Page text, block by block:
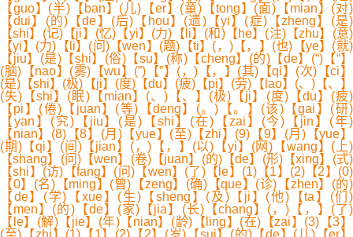
【guo】(半)【ban】(儿)【er】(童)【tong】(面)【mian】(对)
【dui】(的)【de】(后)【hou】(遗)【yi】(症)【zheng】(是)
【shi】(记)【ji】(忆)【yi】(力)【li】(和)【he】(注)【zhu】(意)
【yi】(力)【li】(问)【wen】(题)【ti】(，)【，】(也)【ye】(就)
【jiu】(是)【shi】(俗)【su】(称)【cheng】(的)【de】(“)【“】
(脑)【nao】(雾)【wu】(”)【”】(，)【，】(其)【qi】(次)【ci】
(是)【shi】(极)【ji】(度)【du】(疲)【pi】(劳)【lao】(、)【、】
(失)【shi】(眠)【mian】(、)【、】(极)【ji】(度)【du】(疲)
【pi】(倦)【juan】(等)【deng】(。)【。】(该)【gai】(研)
【yan】(究)【jiu】(是)【shi】(在)【zai】(今)【jin】(年)
【nian】(8)【8】(月)【yue】(至)【zhi】(9)【9】(月)【yue】
(期)【qi】(间)【jian】(，)【，】(以)【yi】(网)【wang】(上)
【shang】(问)【wen】(卷)【juan】(的)【de】(形)【xing】(式)
【shi】(访)【fang】(问)【wen】(了)【le】(1)【1】(2)【2】(0)
【0】(名)【ming】(曾)【zeng】(确)【que】(诊)【zhen】(的)
【de】(学)【xue】(生)【sheng】(及)【ji】(他)【ta】(们)
【men】(的)【de】(家)【jia】(长)【chang】(，)【，】(了)
【le】(解)【jie】(年)【nian】(龄)【ling】(在)【zai】(3)【3】
(至)【zhi】(1)【1】(2)【2】(岁)【sui】(的)【de】(儿)【er】